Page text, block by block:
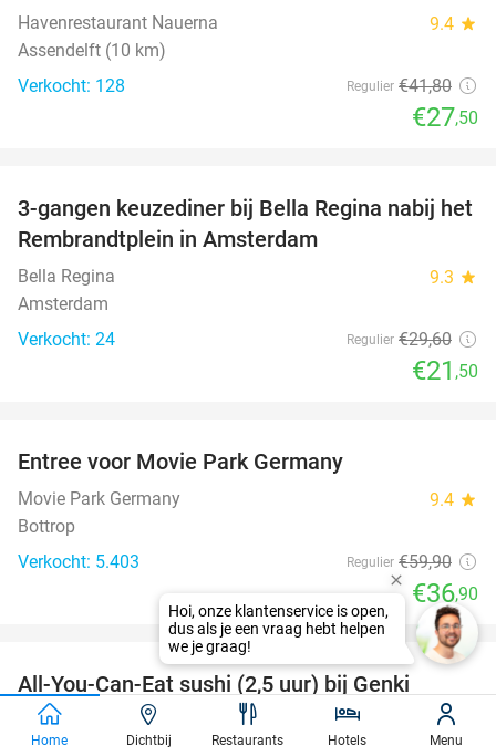
Havenrestaurant Nauerna 9.4 star
Assendelft (10 km)
Verkocht: 128
Regulier €41,80
€27,50
27%
3-gangen keuzediner bij Bella Regina nabij het
Rembrandtplein in Amsterdam
Bella Regina 9.3 star
Amsterdam
Verkocht: 24
Regulier €29,60
€21 ,50
Entree voor Movie Park Germany
Movie Park Germany 9.4 star
Bottrop
Verkocht: 5.403
Regulier €59,90
€36,90
21%
favorite_border
All-You-Can-Eat sushi (2,5 uur) bij Genki
Genki 9.5
Amsterdam
Home Dichtbij Restaurants Hotels Menu